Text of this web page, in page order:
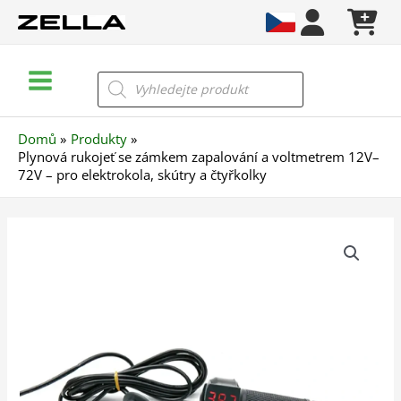
Menu
Products
search
Domů
Produkty
Plynová rukojeť se zámkem zapalování a voltmetrem 12V–
72V – pro elektrokola, skútry a čtyřkolky
voltmetrem
12V–